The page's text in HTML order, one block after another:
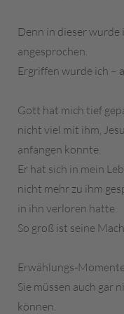
Denn in dieser
angesprochen.
Ergriffen wurde ich –
Gott hat mich tief
nicht viel mit ihm,
anfangen konnte.
Er hat sich in mein
nicht mehr zu ihm
in ihn verloren hatte.
So groß ist seine
Erwählungs-
Sie müssen auch gar
können.